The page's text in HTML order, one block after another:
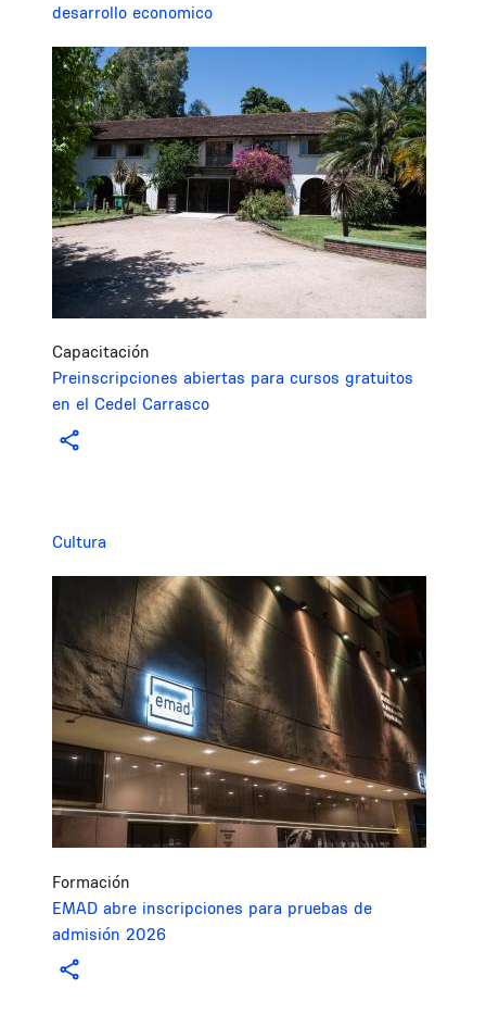
desarrollo economico
Image
Capacitación
Preinscripciones abiertas para cursos gratuitos
en el Cedel Carrasco
Cultura
Formación
EMAD abre inscripciones para pruebas de
admisión 2026